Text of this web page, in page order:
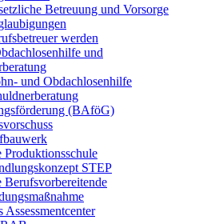
Betreuung und Vorsorge
werden
und
und Obdachlosenhilfe
(BAföG)
Produktionsschule
STEP
Berufsvorbereitende
Assessmentcenter